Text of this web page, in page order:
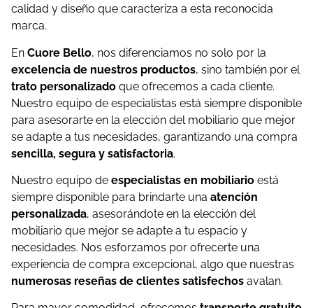
calidad y diseño que caracteriza a esta reconocida
marca.
En Cuore Bello, nos diferenciamos no solo por la
excelencia de nuestros productos, sino también por el
trato personalizado que ofrecemos a cada cliente.
Nuestro equipo de especialistas está siempre disponible
para asesorarte en la elección del mobiliario que mejor
se adapte a tus necesidades, garantizando una compra
sencilla, segura y satisfactoria.
Nuestro equipo de especialistas en mobiliario está
siempre disponible para brindarte una atención
personalizada, asesorándote en la elección del
mobiliario que mejor se adapte a tu espacio y
necesidades. Nos esforzamos por ofrecerte una
experiencia de compra excepcional, algo que nuestras
numerosas reseñas de clientes satisfechos avalan.